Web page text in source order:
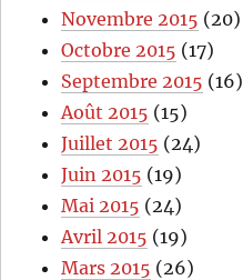
Novembre 2015 (20)
Octobre 2015 (17)
Septembre 2015 (16)
Août 2015 (15)
Juillet 2015 (24)
Juin 2015 (19)
Mai 2015 (24)
Avril 2015 (19)
Mars 2015 (26)